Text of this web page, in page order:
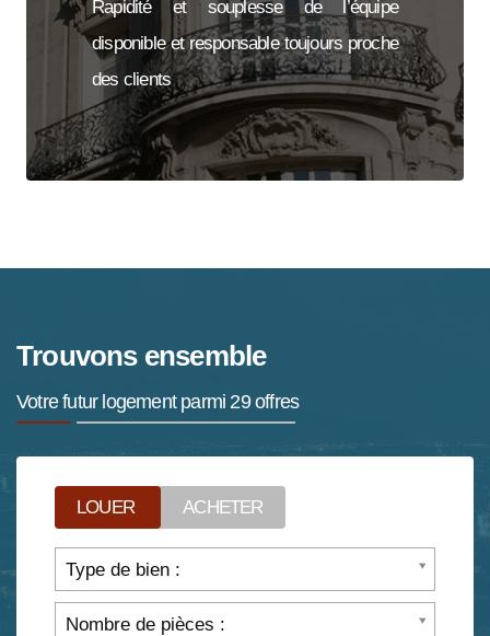
Rapidité et souplesse de l’équipe
disponible et responsable toujours proche
des clients
Trouvons ensemble
Votre futur logement parmi 29 offres
LOUER ACHETER
Type de bien :
Nombre de pièces :